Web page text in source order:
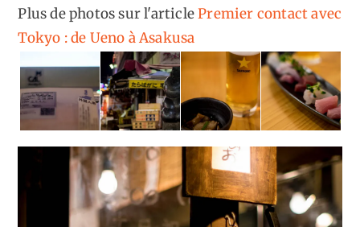
Plus de photos sur l'articlePremier contact avec
Tokyo : de Ueno à Asakusa